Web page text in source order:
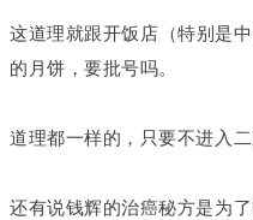
这道理就跟开饭店（特别是
的月饼，要批号吗。
道理都一样的，只要不进入
还有说钱辉的治癌秘方是为